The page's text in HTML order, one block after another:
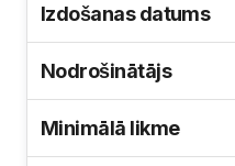
Izdošanas datums
Nodrošinātājs
Minimālā likme